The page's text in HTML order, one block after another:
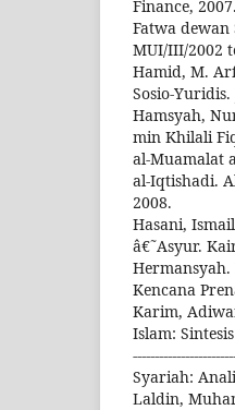
Finance, 2007.
Fatwa dewan
MUI/III/2002
Hamid, M.
Sosio-Yuridis.
Hamsyah,
min Khilali
al-Muamalat
al-Iqtishadi.
2008.
Hasani,
â€˜Asyur.
Hermansyah.
Kencana
Karim,
Islam:
Syariah:
Laldin,